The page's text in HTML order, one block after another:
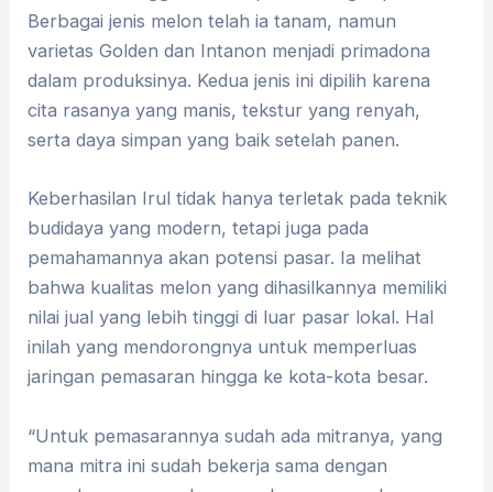
Berbagai jenis melon telah ia tanam, namun
varietas Golden dan Intanon menjadi primadona
dalam produksinya. Kedua jenis ini dipilih karena
cita rasanya yang manis, tekstur yang renyah,
serta daya simpan yang baik setelah panen.
Keberhasilan Irul tidak hanya terletak pada teknik
budidaya yang modern, tetapi juga pada
pemahamannya akan potensi pasar. Ia melihat
bahwa kualitas melon yang dihasilkannya memiliki
nilai jual yang lebih tinggi di luar pasar lokal. Hal
inilah yang mendorongnya untuk memperluas
jaringan pemasaran hingga ke kota-kota besar.
“Untuk pemasarannya sudah ada mitranya, yang
mana mitra ini sudah bekerja sama dengan